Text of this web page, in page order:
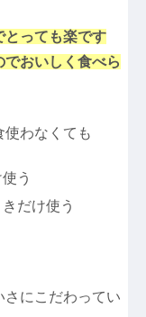
とっても楽です
でおいしく食べら
わなくても
う
だけ使う
にこだわってい